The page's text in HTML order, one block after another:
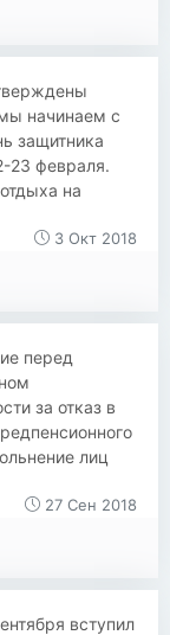
начинаем с
защитника
23 февраля.
на
3 Окт 2018
перед
за отказ в
лиц
27 Сен 2018
вступил